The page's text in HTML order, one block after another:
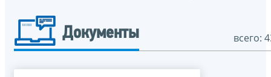
Документы всего: